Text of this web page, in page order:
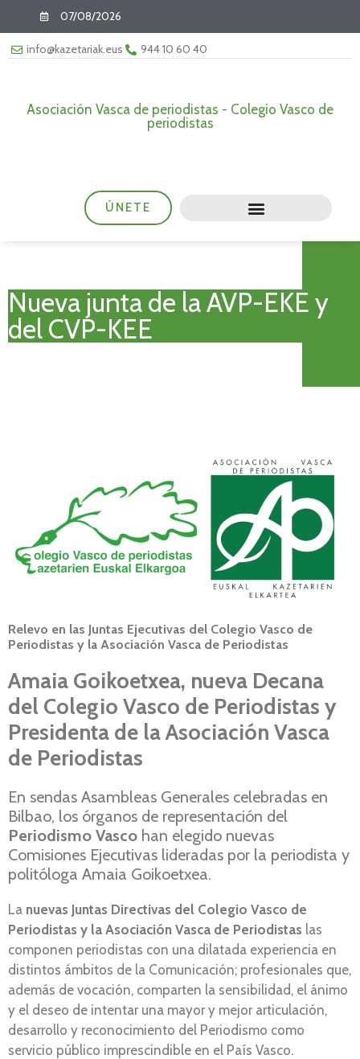
07/08/2026
info@kazetariak.eus 944 10 60 40
Asociación Vasca de periodistas - Colegio Vasco de
periodistas
ÚNETE
Nueva junta de la AVP-EKE y
del CVP-KEE
Relevo en las Juntas Ejecutivas del Colegio Vasco de
Periodistas y la Asociación Vasca de Periodistas
Amaia Goikoetxea, nueva Decana
del Colegio Vasco de Periodistas y
Presidenta de la Asociación Vasca
de Periodistas
En sendas Asambleas Generales celebradas en
Bilbao, los órganos de representación del
Periodismo Vasco han elegido nuevas
Comisiones Ejecutivas lideradas por la periodista y
politóloga Amaia Goikoetxea.
La nuevas Juntas Directivas del Colegio Vasco de
Periodistas y la Asociación Vasca de Periodistas las
componen periodistas con una dilatada experiencia en
distintos ámbitos de la Comunicación; profesionales que,
además de vocación, comparten la sensibilidad, el ánimo
y el deseo de intentar una mayor y mejor articulación,
desarrollo y reconocimiento del Periodismo como
servicio público imprescindible en el País Vasco.